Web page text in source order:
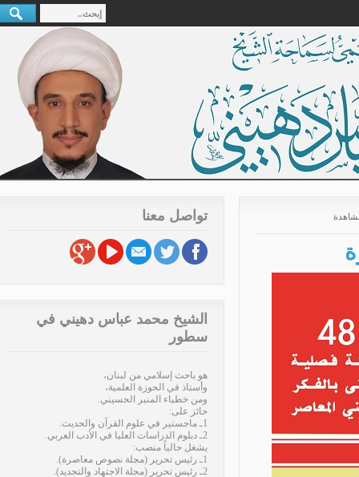
تواصل معنا
الشيخ محمد عباس دهيني في
سطور
هو باحث إسلامي من لبنان،
وأستاذ في الحوزة العلمية،
ومن خطباء المنبر الحسيني.
حائز على:
يشغل حالياً منصب: